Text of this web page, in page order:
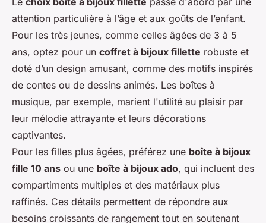
attention particulière à l’âge et aux goûts de l’enfant.
Pour les très jeunes, comme celles âgées de 3 à 5
ans, optez pour un coffret à bijoux fillette robuste et
doté d’un design amusant, comme des motifs inspirés
de contes ou de dessins animés. Les boîtes à
musique, par exemple, marient l'utilité au plaisir par
leur mélodie attrayante et leurs décorations
captivantes.
Pour les filles plus âgées, préférez une boîte à bijoux
fille 10 ans ou une boîte à bijoux ado, qui incluent des
compartiments multiples et des matériaux plus
raffinés. Ces détails permettent de répondre aux
besoins croissants de rangement tout en soutenant